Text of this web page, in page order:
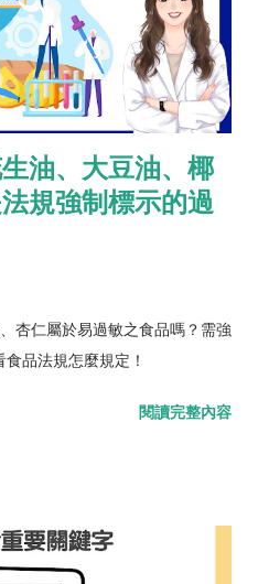
油、大豆油、椰
規強制標示的過
杏仁屬於易過敏之食品嗎？需強
品法規怎麼規定！
閱讀完整內容